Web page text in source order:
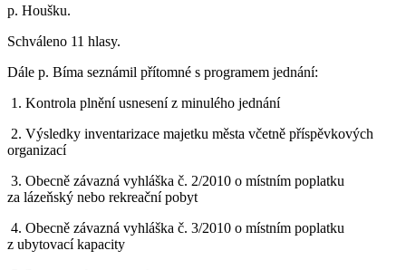
p. Houšku.
Schváleno 11 hlasy.
Dále p. Bíma seznámil přítomné s programem jednání:
1. Kontrola plnění usnesení z minulého jednání
2. Výsledky inventarizace majetku města včetně příspěvkových
organizací
3. Obecně závazná vyhláška č. 2/2010 o místním poplatku
za lázeňský nebo rekreační pobyt
4. Obecně závazná vyhláška č. 3/2010 o místním poplatku
z ubytovací kapacity